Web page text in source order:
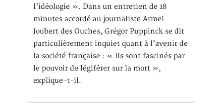
l’idéologie ». Dans un entretien de 18
minutes accordé au journaliste Armel
Joubert des Ouches, Grégor Puppinck se dit
particulièrement inquiet quant à l’avenir de
la société française : « Ils sont fascinés par
le pouvoir de légiférer sur la mort »,
explique-t-il.